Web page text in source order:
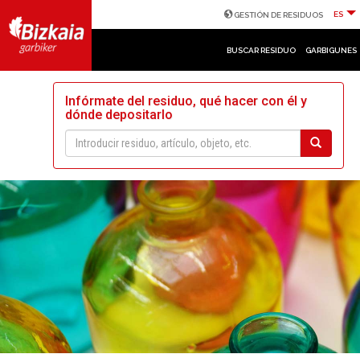
GESTIÓN DE RESIDUOS ES
BUSCAR RESIDUO GARBIGUNES
Infórmate del residuo, qué hacer con él y
dónde depositarlo